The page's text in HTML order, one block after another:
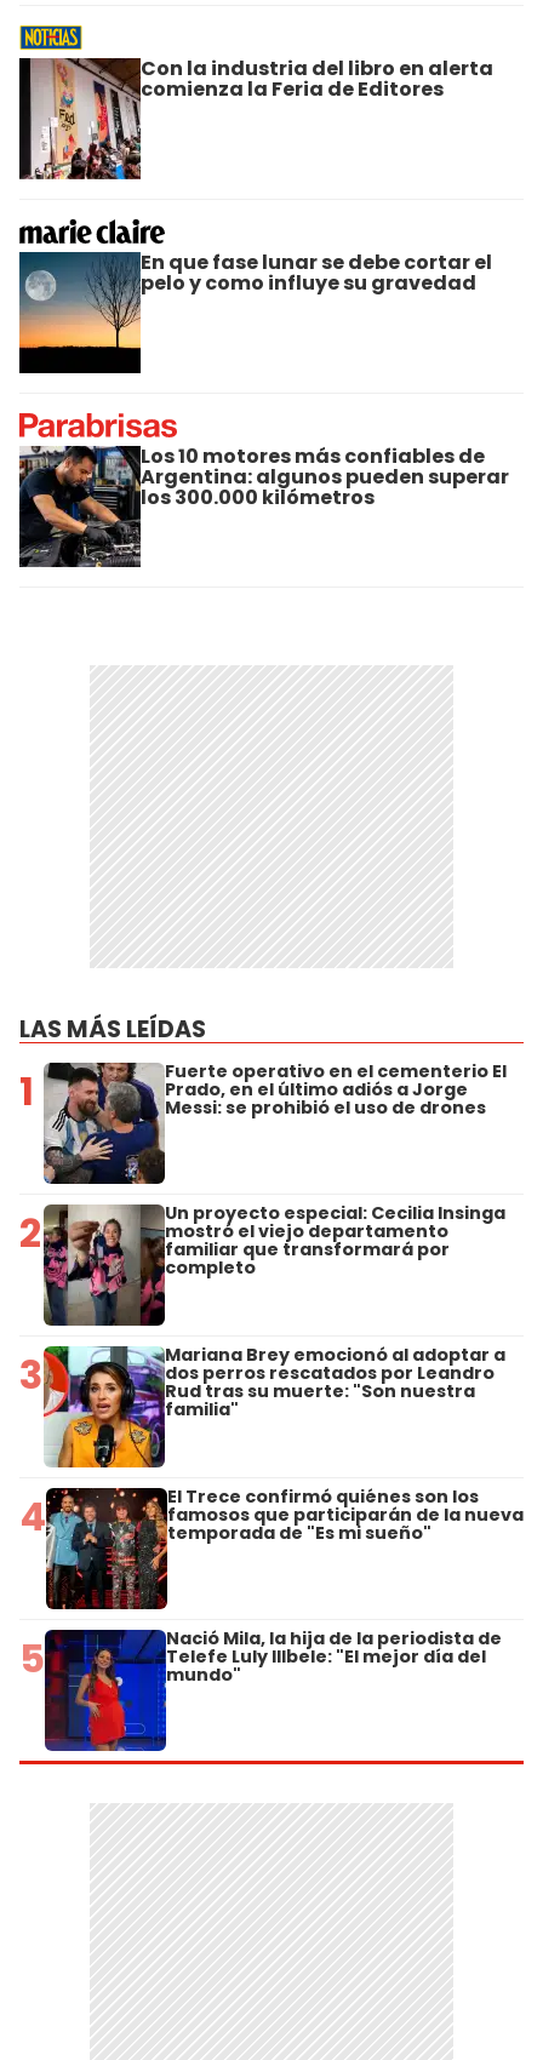
Con la industria del libro en alerta
comienza la Feria de Editores
En que fase lunar se debe cortar el
pelo y como influye su gravedad
Los 10 motores más confiables de
Argentina: algunos pueden superar
los 300.000 kilómetros
LAS MÁS LEÍDAS
1 Fuerte operativo en el cementerio El
Prado, en el último adiós a Jorge
Messi: se prohibió el uso de drones
2 Un proyecto especial: Cecilia Insinga
mostró el viejo departamento
familiar que transformará por
completo
3 Mariana Brey emocionó al adoptar a
dos perros rescatados por Leandro
Rud tras su muerte: "Son nuestra
familia"
4 El Trece confirmó quiénes son los
famosos que participarán de la nueva
temporada de "Es mi sueño"
5 Nació Mila, la hija de la periodista de
Telefe Luly Illbele: "El mejor día del
mundo"